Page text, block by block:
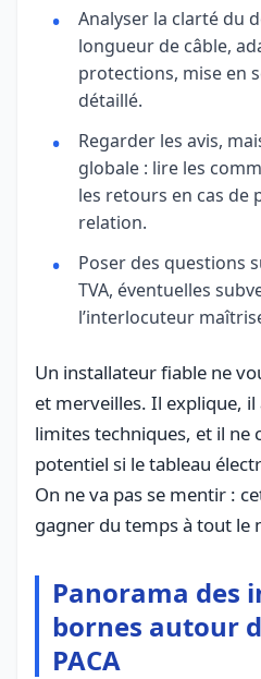
Analyser la clarté du
longueur de câble,
protections, mise en
détaillé.
Regarder les avis,
globale : lire les
les retours en cas de
relation.
Poser des questions
TVA, éventuelles
l’interlocuteur
Un installateur fiable ne
et merveilles. Il explique,
limites techniques, et il ne
potentiel si le tableau
On ne va pas se mentir :
gagner du temps à tout le
Panorama des
bornes autour
PACA